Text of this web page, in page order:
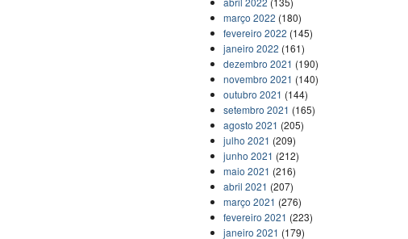
março 2022 (180)
fevereiro 2022 (145)
janeiro 2022 (161)
dezembro 2021 (190)
novembro 2021 (140)
outubro 2021 (144)
setembro 2021 (165)
agosto 2021 (205)
julho 2021 (209)
junho 2021 (212)
maio 2021 (216)
abril 2021 (207)
março 2021 (276)
fevereiro 2021 (223)
janeiro 2021 (179)